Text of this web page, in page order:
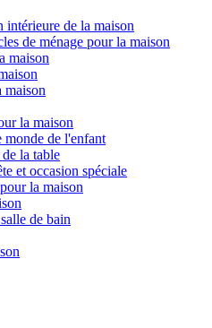
de la maison
de ménage pour la maison
maison
maison
la maison
monde de l'enfant
la table
et occasion spéciale
la maison
de bain